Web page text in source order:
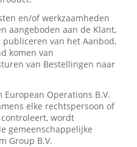
en/of werkzaamheden
aangeboden aan de Klant,
van het Aanbod,
komen van
van Bestellingen naar
European Operations B.V.
elke rechtspersoon of
wordt
gemeenschappelijke
Group B.V.